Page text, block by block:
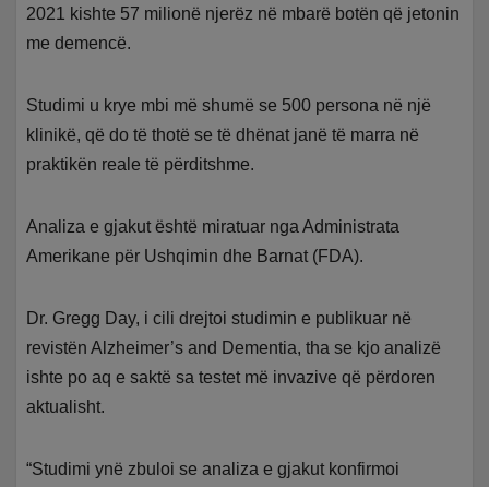
2021 kishte 57 milionë njerëz në mbarë botën që jetonin
me demencë.
Studimi u krye mbi më shumë se 500 persona në një
klinikë, që do të thotë se të dhënat janë të marra në
praktikën reale të përditshme.
Analiza e gjakut është miratuar nga Administrata
Amerikane për Ushqimin dhe Barnat (FDA).
Dr. Gregg Day, i cili drejtoi studimin e publikuar në
revistën Alzheimer’s and Dementia, tha se kjo analizë
ishte po aq e saktë sa testet më invazive që përdoren
aktualisht.
“Studimi ynë zbuloi se analiza e gjakut konfirmoi